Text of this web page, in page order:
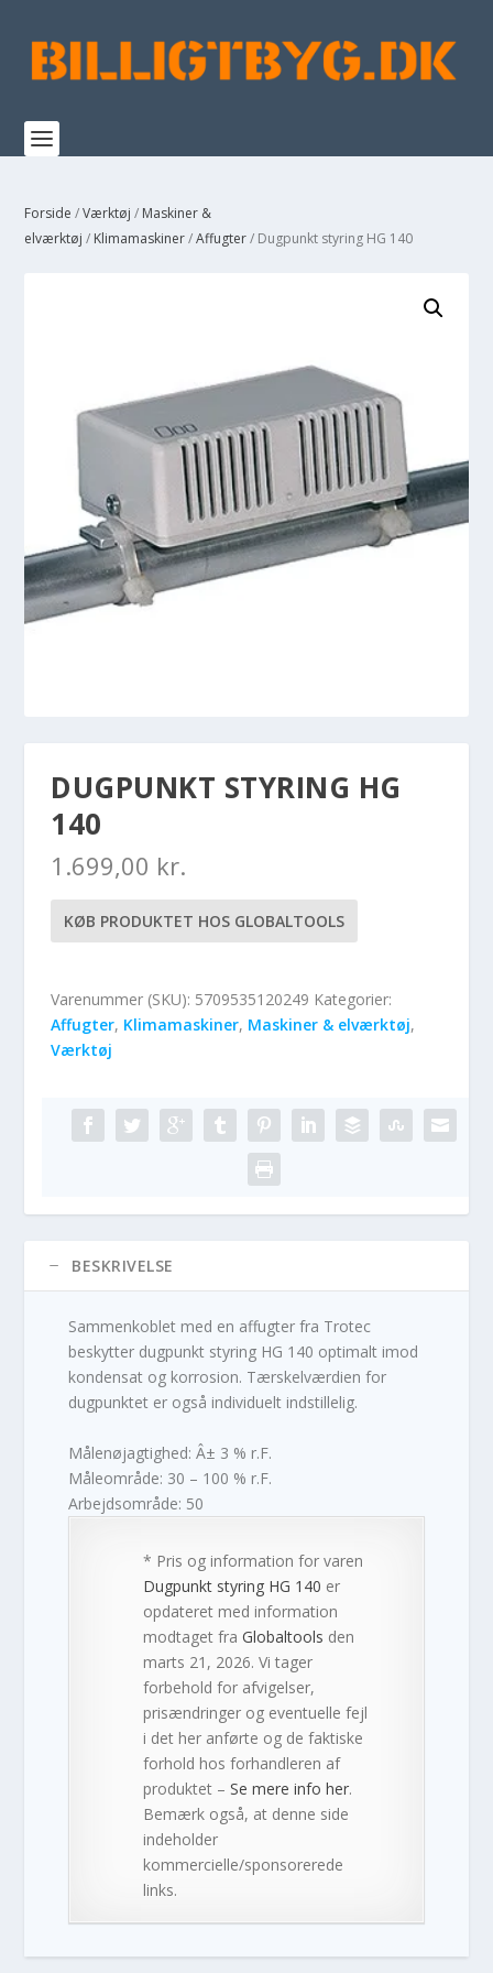
Forside /Værktøj / Maskiner &
elværktøj / Klimamaskiner/Affugter/ Dugpunkt styring HG 140
DUGPUNKT STYRING HG
140
1.699,00 kr.
KØB PRODUKTET HOS GLOBALTOOLS
Varenummer (SKU): 5709535120249 Kategorier:
Affugter, Klimamaskiner, Maskiner & elværktøj,
Værktøj
BESKRIVELSE
Sammenkoblet med en affugter fra Trotec
beskytter dugpunkt styring HG 140 optimalt imod
kondensat og korrosion. Tærskelværdien for
dugpunktet er også individuelt indstillelig.
Målenøjagtighed: Â± 3 % r.F.
Måleområde: 30 – 100 % r.F.
Arbejdsområde: 50
* Pris og information for varen
Dugpunkt styring HG 140 er
opdateret med information
modtaget fraGlobaltools den
marts 21, 2026. Vi tager
forbehold for afvigelser,
prisændringer og eventuelle fejl
i det her anførte og de faktiske
forhold hos forhandleren af
produktet –Se mere info her.
Bemærk også, at denne side
indeholder
kommercielle/sponsorerede
links.